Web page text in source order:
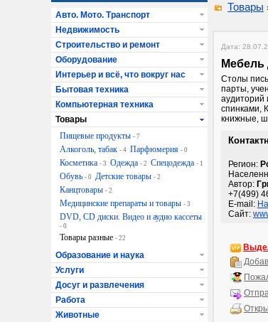
Товары
Дата:
Мебель
Столы
парты,
аудиторий
спинками,
книжные,
Регион:
Автор:
+7(499)
E-mail:
Сайт:
Авто. Мото. Транспорт
Недвижимость
Строительство и ремонт
Оборудование
Интерьер и всё, что вокруг нас
Бытовая техника
Компьютерная техника
Товары
Пищевые продукты - 7
Алкоголь, табак - 4 Парфюмерия - 0
Косметика - 3 Одежда - 2 Спецодежда - 1
Обувь - 0 Детские товары - 2
Канцтовары - 2
Медицинские препараты и товары - 3
DVD, CD диски. Видео и аудио кассеты
- 0
Товары разные - 22
Образование и наука
Услуги
Досуг и развлечения
Работа
Животные